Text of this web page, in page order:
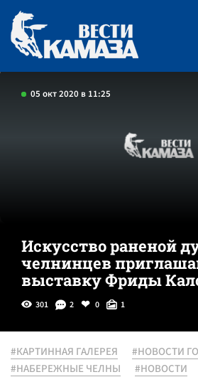
05 окт 2020 в 11:25
Искусство раненой
челнинцев
выставку Фриды
301 2 0 1
#КАРТИННАЯ ГАЛЕРЕЯ
#НОВОСТИ
#НАБЕРЕЖНЫЕ ЧЕЛНЫ
#НОВОСТИ